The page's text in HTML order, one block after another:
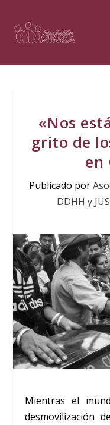
«Nos
grito de
en
Publicado por
DDHH y
Mientras el
desmovilización